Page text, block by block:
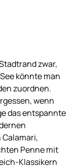
zwar,
könnte man
zuordnen.
wenn
das entspannte
Penne mit
Klassikern